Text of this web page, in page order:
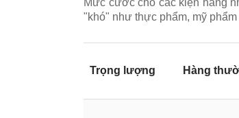
Mức cước cho các kiện hàng
"khó" như thực phẩm, mỹ
Trọng lượng Hàng